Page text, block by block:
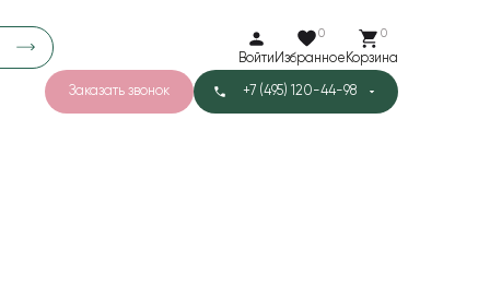
Войти
0
Избранное
0
Корзина
Заказать звонок +7 (495) 120-44-98